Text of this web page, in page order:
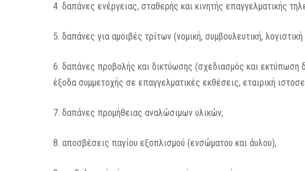
4. δαπάνες ενέργειας, σταθερής και κινητής επαγγελματικής
5. δαπάνες για αμοιβές τρίτων (νομική, συμβουλευτική,
6. δαπάνες προβολής και δικτύωσης (σχεδιασμός και εκτύπωση
έξοδα συμμετοχής σε επαγγελματικές εκθέσεις, εταιρική
7. δαπάνες προμήθειας αναλώσιμων υλικών,
8. αποσβέσεις παγίου εξοπλισμού (ενσώματου και άυλου),